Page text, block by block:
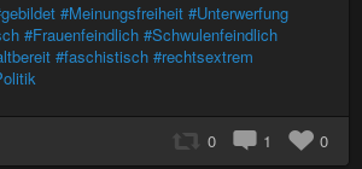
#Meinungsfreiheit #Unterwerfung
#Frauenfeindlich #Schwulenfeindlich
#faschistisch #rechtsextrem
0 1 0